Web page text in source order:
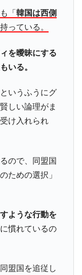
ば。
ジETFの清算は
暴落で200兆蒸
を通報しようキ
耐久性「なさす
』は先進技術の
は？
で勝利騎手がもら
「 韓国は西側
っている。
を曖昧にする
いる。
というふうにグ
しい論理がま
け入れられ
ので、同盟国
ための選択」
ような行動を
に慣れているの
盟国を追従し